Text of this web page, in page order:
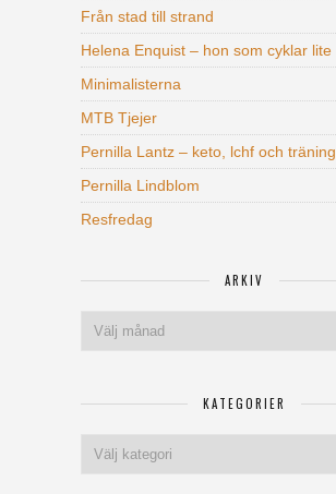
Från stad till strand
Helena Enquist – hon som cyklar lite
Minimalisterna
MTB Tjejer
Pernilla Lantz – keto, lchf och träning
Pernilla Lindblom
Resfredag
ARKIV
KATEGORIER